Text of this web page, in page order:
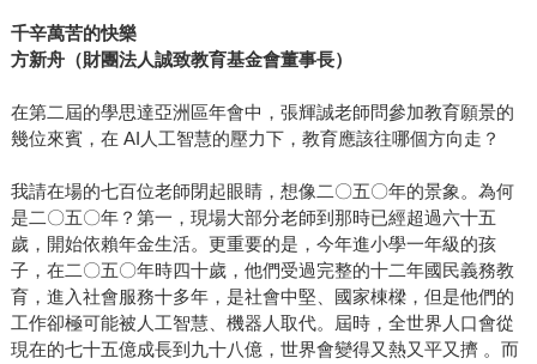
千辛萬苦的快樂
方新舟（財團法人誠致教育基金會董事長）
在第二屆的學思達亞洲區年會中，張輝誠老師問參加教育願景的
幾位來賓，在 AI人工智慧的壓力下，教育應該往哪個方向走？
我請在場的七百位老師閉起眼睛，想像二〇五〇年的景象。為何
是二〇五〇年？第一，現場大部分老師到那時已經超過六十五
歲，開始依賴年金生活。更重要的是，今年進小學一年級的孩
子，在二〇五〇年時四十歲，他們受過完整的十二年國民義務教
育，進入社會服務十多年，是社會中堅、國家棟樑，但是他們的
工作卻極可能被人工智慧、機器人取代。屆時，全世界人口會從
現在的七十五億成長到九十八億，世界會變得又熱又平又擠 。而